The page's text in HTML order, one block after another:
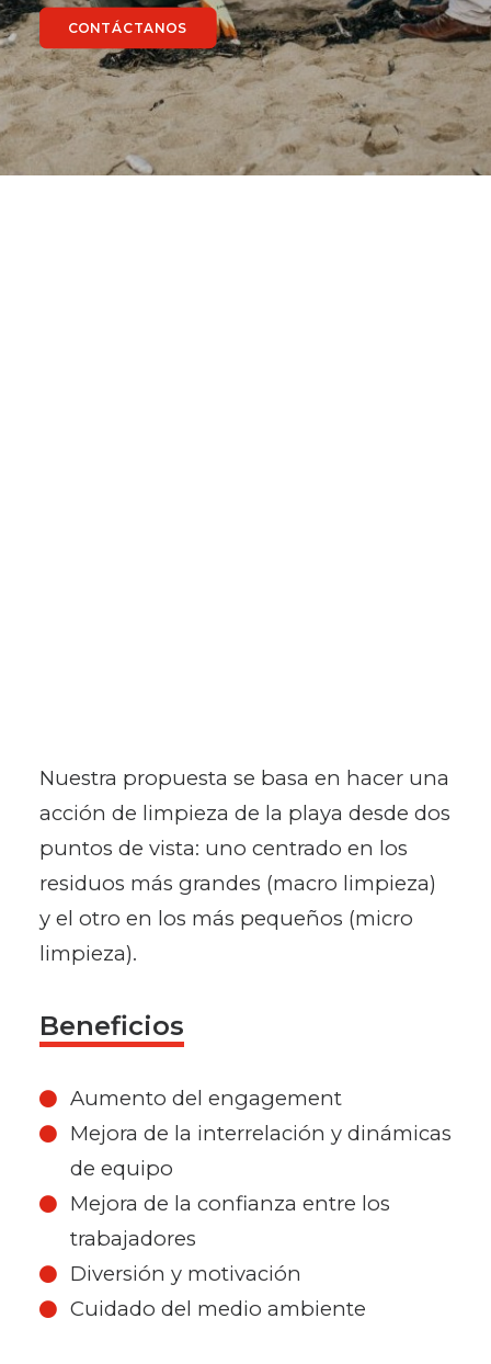
CONTÁCTANOS
Nuestra propuesta se basa en hacer una
acción de limpieza de la playa desde dos
puntos de vista: uno centrado en los
residuos más grandes (macro limpieza)
y el otro en los más pequeños (micro
limpieza).
Beneficios
Aumento del engagement
Mejora de la interrelación y dinámicas
de equipo
Mejora de la confianza entre los
trabajadores
Diversión y motivación
Cuidado del medio ambiente